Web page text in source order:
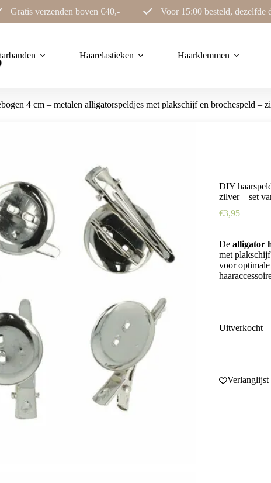
Gratis verzenden boven €40,- Voor 15:00 besteld, dezelfde
Haarelastieken Haarklemmen
4 cm – metalen alligatorspeldjes met plakschijf en brochespeld –
DIY
zilver – set
€3,95
De alligator
met
voor
Uitverkocht
Verlanglijst